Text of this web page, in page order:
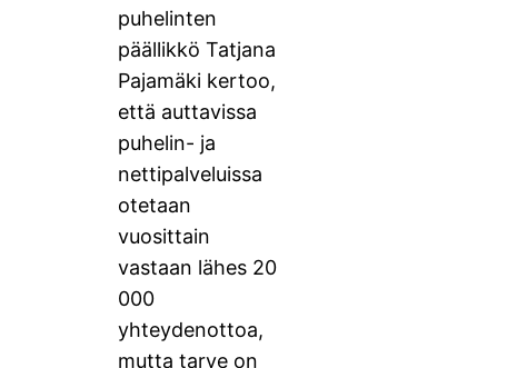
puhelinten
päällikkö Tatjana
Pajamäki kertoo,
että auttavissa
puhelin- ja
nettipalveluissa
otetaan
vuosittain
vastaan lähes 20
000
yhteydenottoa,
mutta tarve on